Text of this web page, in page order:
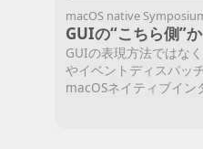
macOS native
GUIの“こちら側”
GUIの表現方法ではな
やイベントディスパッ
macOSネイティブイン
を考えます。Cocoaに